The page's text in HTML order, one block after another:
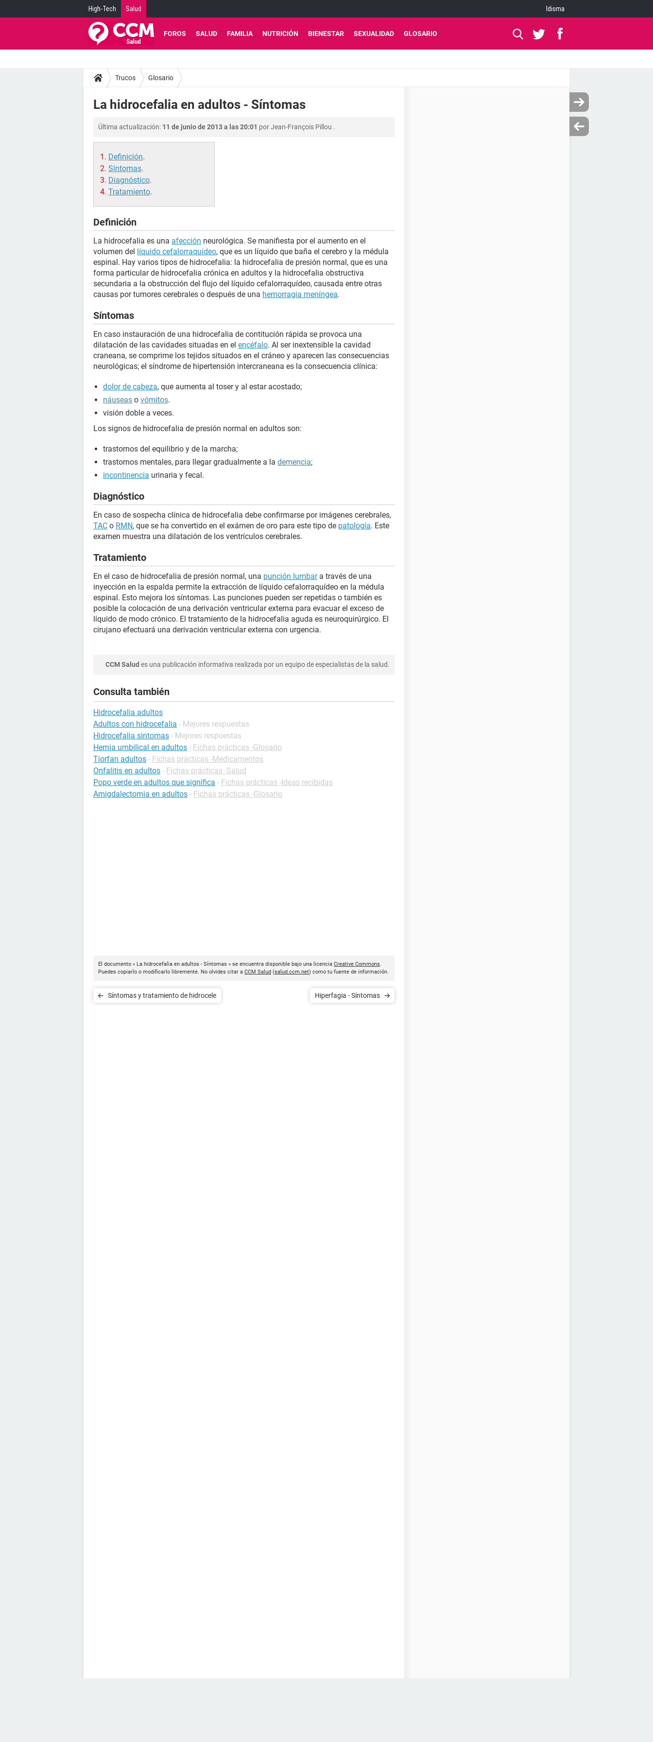
High-Tech Salud Idioma
FOROS SALUD FAMILIA NUTRICIÓN BIENESTAR SEXUALIDAD GLOSARIO
Trucos Glosario
La hidrocefalia en adultos - Síntomas
Última actualización: 11 de junio de 2013 a las 20:01 porJean-François Pillou .
Definición.
Síntomas.
Diagnóstico.
Tratamiento.
Definición
La hidrocefalia es una afección neurológica. Se manifiesta por el aumento en el
volumen del líquido cefalorraquídeo, que es un líquido que baña el cerebro y la médula
espinal. Hay varios tipos de hidrocefalia: la hidrocefalia de presión normal, que es una
forma particular de hidrocefalia crónica en adultos y la hidrocefalia obstructiva
secundaria a la obstrucción del flujo del líquido cefalorraquídeo, causada entre otras
causas por tumores cerebrales o después de una hemorragia meníngea.
Síntomas
En caso instauración de una hidrocefalia de contitución rápida se provoca una
dilatación de las cavidades situadas en el encéfalo. Al ser inextensible la cavidad
craneana, se comprime los tejidos situados en el cráneo y aparecen las consecuencias
neurológicas; el síndrome de hipertensión intercraneana es la consecuencia clínica:
dolor de cabeza, que aumenta al toser y al estar acostado;
náuseas o vómitos.
visión doble a veces.
Los signos de hidrocefalia de presión normal en adultos son:
trastornos del equilibrio y de la marcha;
trastornos mentales, para llegar gradualmente a la demencia;
incontinencia urinaria y fecal.
Diagnóstico
En caso de sospecha clínica de hidrocefalia debe confirmarse por imágenes cerebrales,
TAC o RMN, que se ha convertido en el exámen de oro para este tipo de patología. Este
examen muestra una dilatación de los ventrículos cerebrales.
Tratamiento
En el caso de hidrocefalia de presión normal, una punción lumbara través de una
inyección en la espalda permite la extracción de líquido cefalorraquídeo en la médula
espinal. Esto mejora los síntomas. Las punciones pueden ser repetidas o también es
posible la colocación de una derivación ventricular externa para evacuar el exceso de
líquido de modo crónico. El tratamiento de la hidrocefalia aguda es neuroquirúrgico. El
cirujano efectuará una derivación ventricular externa con urgencia.
CCM Salud es una publicación informativa realizada por un equipo de especialistas de la salud.
Consulta también
Hidrocefalia adultos
Adultos con hidrocefalia - Mejores respuestas
Hidrocefalia sintomas - Mejores respuestas
Hernia umbilical en adultos - Fichas prácticas -Glosario
Tiorfan adultos - Fichas prácticas -Medicamentos
Onfalitis en adultos - Fichas prácticas -Salud
Popo verde en adultos que significa - Fichas prácticas -Ideas recibidas
Amigdalectomia en adultos - Fichas prácticas -Glosario
El documento « La hidrocefalia en adultos - Síntomas » se encuentra disponible bajo una licencia Creative Commons.
Puedes copiarlo o modificarlo libremente. No olvides citar a CCM Salud (salud.ccm.net) como tu fuente de información.
Síntomas y tratamiento de hidrocele Hiperfagia - Síntomas